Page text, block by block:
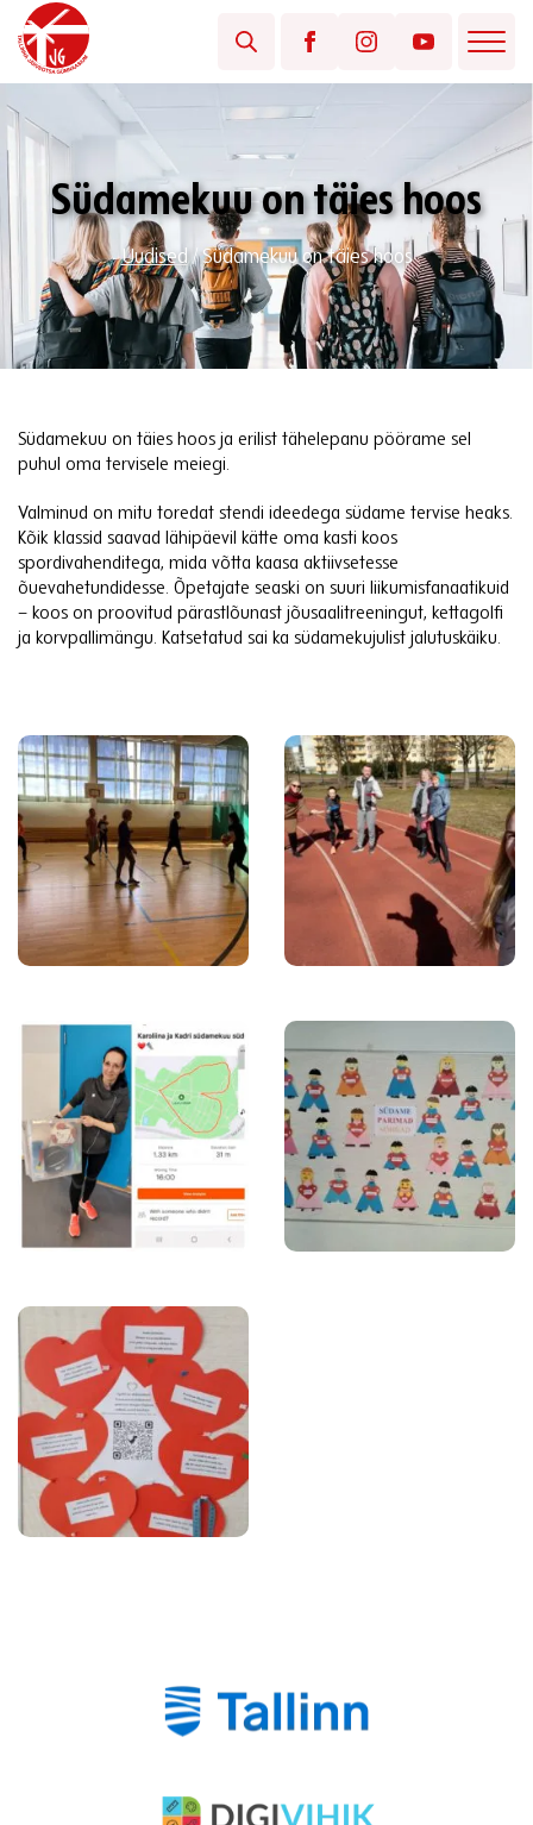
Südamekuu on täies hoos
Uudised/Südamekuu on täies hoos
Südamekuu on täies hoos ja erilist tähelepanu pöörame sel
puhul oma tervisele meiegi.
Valminud on mitu toredat stendi ideedega südame tervise heaks.
Kõik klassid saavad lähipäevil kätte oma kasti koos
spordivahenditega, mida võtta kaasa aktiivsetesse
õuevahetundidesse. Õpetajate seaski on suuri liikumisfanaatikuid
– koos on proovitud pärastlõunast jõusaalitreeningut, kettagolfi
ja korvpallimängu. Katsetatud sai ka südamekujulist jalutuskäiku.